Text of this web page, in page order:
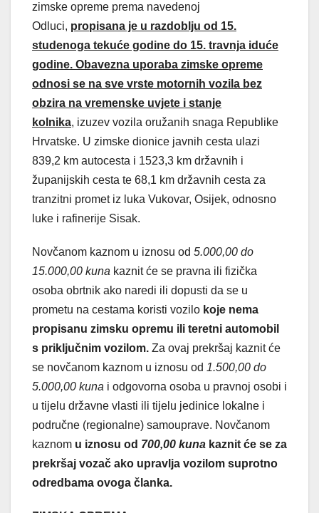
zimske opreme prema navedenoj
Odluci, propisana je u razdoblju od 15.
studenoga tekuće godine do 15. travnja iduće
godine. Obavezna uporaba zimske opreme
odnosi se na sve vrste motornih vozila bez
obzira na vremenske uvjete i stanje
kolnika, izuzev vozila oružanih snaga Republike
Hrvatske. U zimske dionice javnih cesta ulazi
839,2 km autocesta i 1523,3 km državnih i
županijskih cesta te 68,1 km državnih cesta za
tranzitni promet iz luka Vukovar, Osijek, odnosno
luke i rafinerije Sisak.
Novčanom kaznom u iznosu od 5.000,00 do
15.000,00 kuna kaznit će se pravna ili fizička
osoba obrtnik ako naredi ili dopusti da se u
prometu na cestama koristi vozilo koje nema
propisanu zimsku opremu ili teretni automobil
s priključnim vozilom. Za ovaj prekršaj kaznit će
se novčanom kaznom u iznosu od 1.500,00 do
5.000,00 kuna i odgovorna osoba u pravnoj osobi i
u tijelu državne vlasti ili tijelu jedinice lokalne i
područne (regionalne) samouprave. Novčanom
kaznom u iznosu od 700,00 kuna kaznit će se za
prekršaj vozač ako upravlja vozilom suprotno
odredbama ovoga članka.